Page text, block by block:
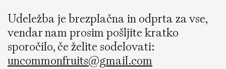
Udeležba je brezplačna in odprta za vse,
vendar nam prosim pošljite kratko
sporočilo, če želite sodelovati:
uncommonfruits@gmail.com